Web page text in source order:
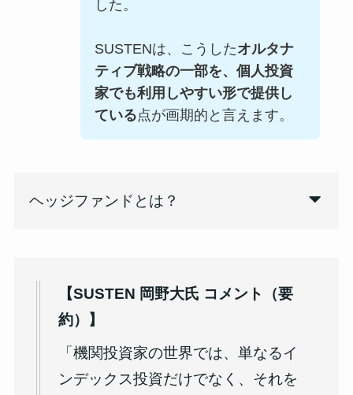
した。
SUSTENは、こうしたオルタナ
ティブ戦略の一部を、個人投資
家でも利用しやすい形で提供し
ている点が画期的と言えます。
ヘッジファンドとは？
【SUSTEN 岡野大氏 コメント（要
約）】
「機関投資家の世界では、単なるイ
ンデックス投資だけでなく、それを